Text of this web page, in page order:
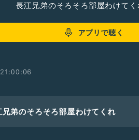
長江兄弟のそろそろ部屋わけてく
アプリで聴く
兄弟のそろそろ部屋わけてくれ